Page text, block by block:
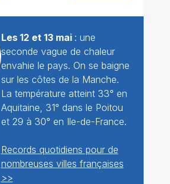
Les 12 et 13 mai : une
seconde vague de chaleur
envahie le pays. On se baigne
sur les côtes de la Manche.
La température atteint 33° en
Aquitaine, 31° dans le Poitou
et 29 à 30° en Ile-de-France.
Records quotidiens pour de
nombreuses villes françaises
>>